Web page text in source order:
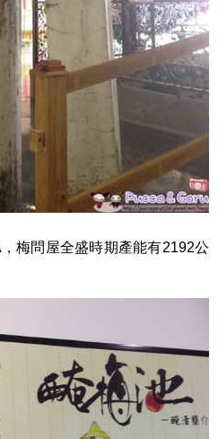
梅問屋全盛時期產能有2192公